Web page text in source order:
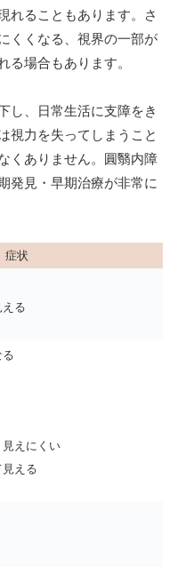
れることもあります。さ
くくなる、視界の一部が
る場合もあります。
し、日常生活に支障をき
視力を失ってしまうこと
くありません。圓翳内障
発見・早期治療が非常に
症状
る
えにくい
える